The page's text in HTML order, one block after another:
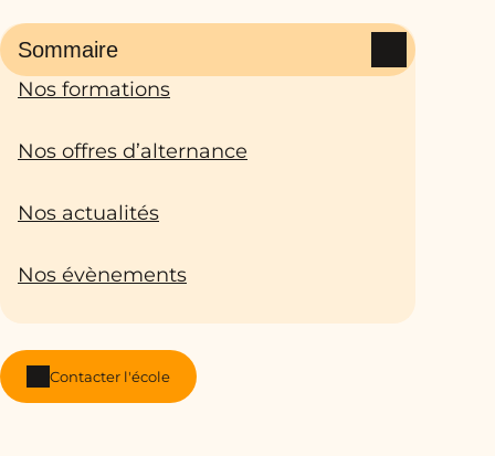
Sommaire
Nos formations
Nos offres d’alternance
Nos actualités
Nos évènements
Contacter l'école